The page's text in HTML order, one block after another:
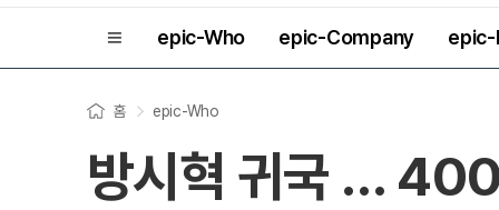
epic-Who epic-Company
홈 epic-Who
방시혁 귀국 …